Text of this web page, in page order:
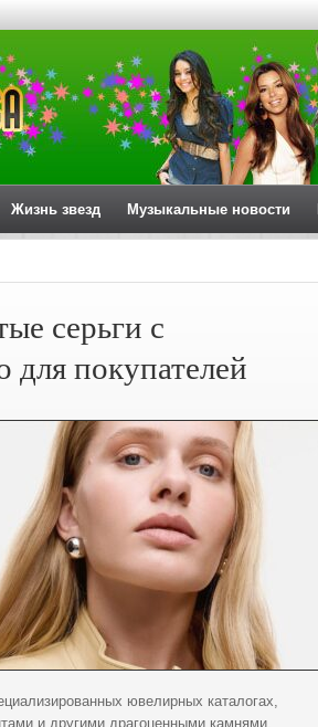
Жизнь звезд Музыкальные новости
серьги с
для покупателей
ювелирных каталогах,
и другими драгоценными камнями.